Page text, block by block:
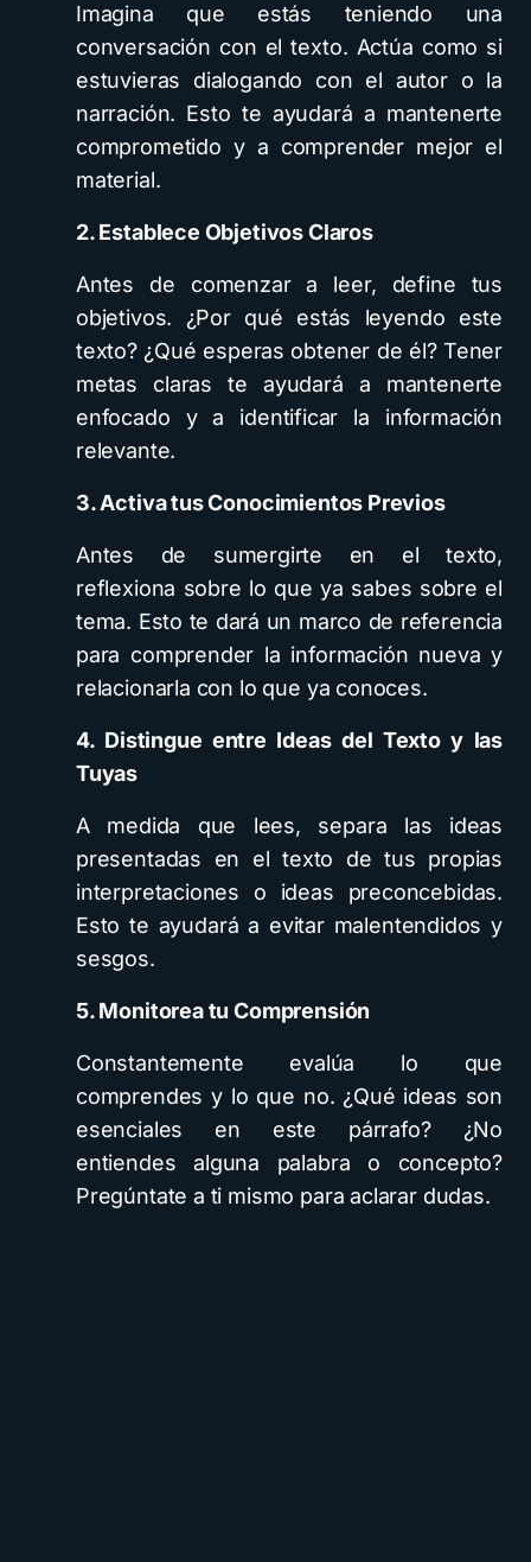
Imagina que estás teniendo una
conversación con el texto. Actúa como si
estuvieras dialogando con el autor o la
narración. Esto te ayudará a mantenerte
comprometido y a comprender mejor el
material.
2. Establece Objetivos Claros
Antes de comenzar a leer, define tus
objetivos. ¿Por qué estás leyendo este
texto? ¿Qué esperas obtener de él? Tener
metas claras te ayudará a mantenerte
enfocado y a identificar la información
relevante.
3. Activa tus Conocimientos Previos
Antes de sumergirte en el texto,
reflexiona sobre lo que ya sabes sobre el
tema. Esto te dará un marco de referencia
para comprender la información nueva y
relacionarla con lo que ya conoces.
4. Distingue entre Ideas del Texto y las
Tuyas
A medida que lees, separa las ideas
presentadas en el texto de tus propias
interpretaciones o ideas preconcebidas.
Esto te ayudará a evitar malentendidos y
sesgos.
5. Monitorea tu Comprensión
Constantemente evalúa lo que
comprendes y lo que no. ¿Qué ideas son
esenciales en este párrafo? ¿No
entiendes alguna palabra o concepto?
Pregúntate a ti mismo para aclarar dudas.